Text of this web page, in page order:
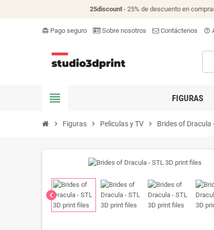
25discount- 25% de descuento en
card_giftcard Pago seguro Sobre nosotros Contáctenos help_outline
view_headline FIGURAS
chevron_right Figuras chevron_right Peliculas y TV chevron_right Brides of Dracula
chevron_left